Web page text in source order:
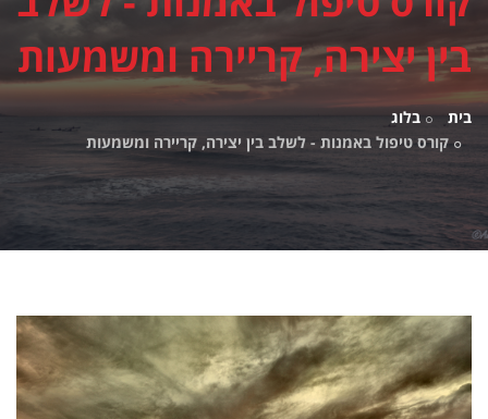
בין יצירה, קריירה ומשמעות
בית
בלוג
קורס טיפול באמנות - לשלב בין יצירה, קריירה ומשמעות